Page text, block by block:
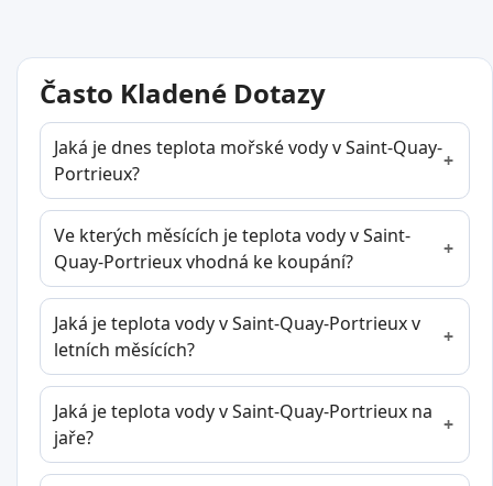
Často Kladené Dotazy
Jaká je dnes teplota mořské vody v Saint-Quay-
Portrieux?
Ve kterých měsících je teplota vody v Saint-
Quay-Portrieux vhodná ke koupání?
Jaká je teplota vody v Saint-Quay-Portrieux v
letních měsících?
Jaká je teplota vody v Saint-Quay-Portrieux na
jaře?